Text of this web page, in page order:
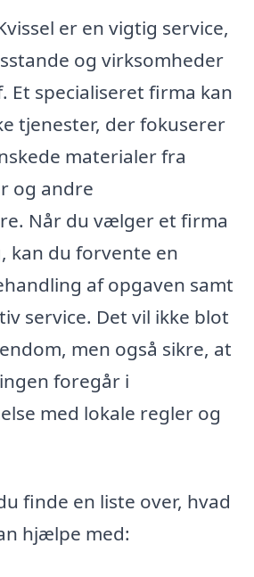
er en vigtig service,
og virksomheder
Et specialiseret firma kan
tjenester, der fokuserer
materialer fra
og andre
Når du vælger et firma
kan du forvente en
af opgaven samt
service. Det vil ikke blot
men også sikre, at
foregår i
med lokale regler og
finde en liste over, hvad
hjælpe med: